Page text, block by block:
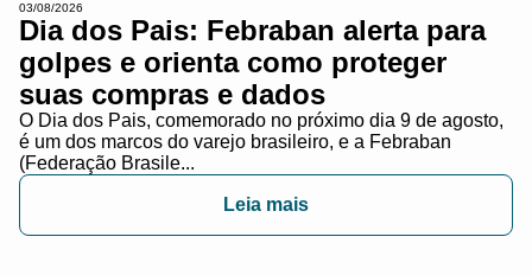
03/08/2026
Dia dos Pais: Febraban alerta para
golpes e orienta como proteger
suas compras e dados
O Dia dos Pais, comemorado no próximo dia 9 de agosto,
é um dos marcos do varejo brasileiro, e a Febraban
(Federação Brasile...
Leia mais